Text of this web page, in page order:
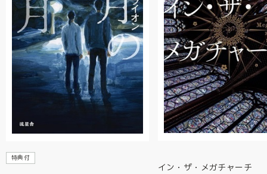
特典付
イン・ザ・メガチャーチ